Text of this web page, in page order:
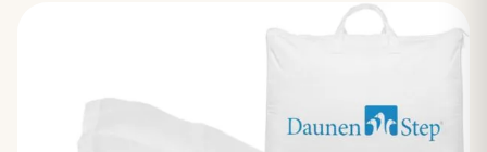
CALCIO & CARTOONS